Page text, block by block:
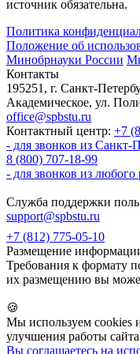
источник обязательна.
Политика
Положение об
Минобрнауки России
Контакты
195251, г. Санкт-
Академическое, ул.
office@spbstu.ru
Контактный центр: +7
- для звонков из Санкт-
8 (800) 707-18-99
- для звонков из
Служба поддержки
support@spbstu.ru
+7 (812) 775-05-10
Размещение
Требования к формату
их размещению вы
🍪
Мы используем cookies
улучшения работы
Вы соглашаетесь на